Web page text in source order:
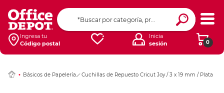
Ingresa tu
Código postal
0
Inicia
sesión
Básicos de Papelería Cuchillas de Repuesto Cricut Joy / 3 x 19 mm / Plata
Ingresar Codigo